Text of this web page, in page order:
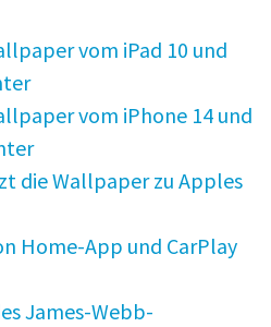
vom iPad 10 und
vom iPhone 14 und
die Wallpaper zu Apples
Home-App und CarPlay
James-Webb-